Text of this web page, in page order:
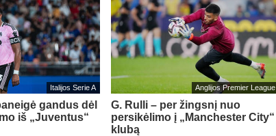
Italijos Serie A
gandus dėl
iš „Juventus“
Anglijos Premier League
G. Rulli – per žingsnį nuo
persikėlimo į „Manchester City“
klubą